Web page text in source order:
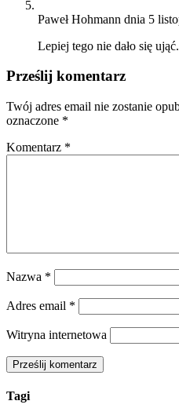
Paweł Hohmann dnia 5
Lepiej tego nie dało się
Prześlij komentarz
Twój adres email nie zostanie
oznaczone *
Komentarz *
Nazwa *
Adres email *
Witryna internetowa
Tagi